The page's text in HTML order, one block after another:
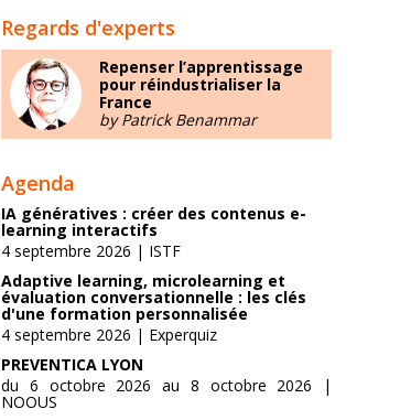
Regards d'experts
Repenser l’apprentissage
pour réindustrialiser la
France
by Patrick Benammar
Agenda
IA génératives : créer des contenus e-
learning interactifs
4 septembre 2026 | ISTF
Adaptive learning, microlearning et
évaluation conversationnelle : les clés
d'une formation personnalisée
4 septembre 2026 | Experquiz
PREVENTICA LYON
du 6 octobre 2026 au 8 octobre 2026 |
NOOUS